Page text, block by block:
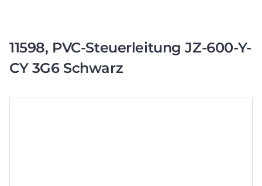
11598, PVC-Steuerleitung JZ-600-Y-
CY 3G6 Schwarz